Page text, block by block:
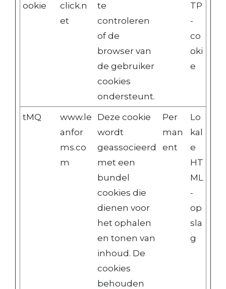
ookie
click.n
et
te
controleren
of de
browser van
de gebruiker
cookies
ondersteunt.
TP
-
co
oki
e
tMQ
www.le
anfor
ms.co
m
Deze cookie
wordt
geassocieerd
met een
bundel
cookies die
dienen voor
het ophalen
en tonen van
inhoud. De
cookies
behouden
Per
man
ent
Lo
kal
e
HT
ML
-
op
sla
g